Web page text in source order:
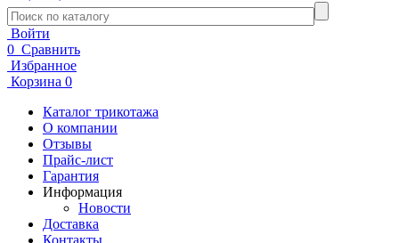
Войти
0 Сравнить
Избранное
Корзина 0
Каталог трикотажа
О компании
Отзывы
Прайс-лист
Гарантия
Информация
Новости
Доставка